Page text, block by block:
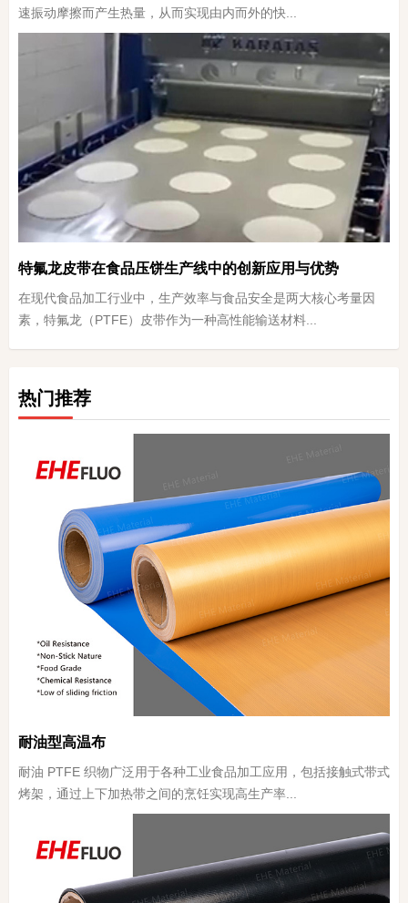
速振动摩擦而产生热量，从而实现由内而外的快...
特氟龙皮带在食品压饼生产线中的创新应用与优势
在现代食品加工行业中，生产效率与食品安全是两大核心考量因
素，特氟龙（PTFE）皮带作为一种高性能输送材料...
热门推荐
耐油型高温布
耐油 PTFE 织物广泛用于各种工业食品加工应用，包括接触式带式
烤架，通过上下加热带之间的烹饪实现高生产率...